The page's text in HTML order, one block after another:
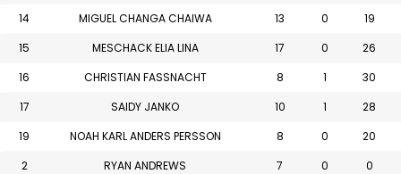
14
MIGUEL CHANGA CHAIWA 13 0
19
15
MESCHACK ELIA LINA 17 0
26
16
CHRISTIAN FASSNACHT 8 1
30
17
SAIDY JANKO 10 1
28
19
NOAH KARL ANDERS PERSSON 8 0
20
2
RYAN ANDREWS 7 0
0